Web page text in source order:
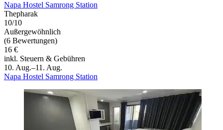
Napa Hostel Samrong Station
Thepharak
10/10
Außergewöhnlich
(6 Bewertungen)
16 €
inkl. Steuern & Gebühren
10. Aug.–11. Aug.
Napa Hostel Samrong Station